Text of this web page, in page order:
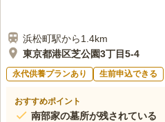
浜松町駅から1.4km
東京都港区芝公園3丁目5-4
永代供養プランあり 生前申込できる
おすすめポイント
南部家の墓所が残されている